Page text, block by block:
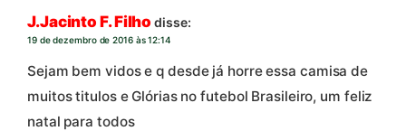
J.Jacinto F. Filho disse:
19 de dezembro de 2016 às 12:14
Sejam bem vidos e q desde já horre essa camisa de
muitos titulos e Glórias no futebol Brasileiro, um feliz
natal para todos